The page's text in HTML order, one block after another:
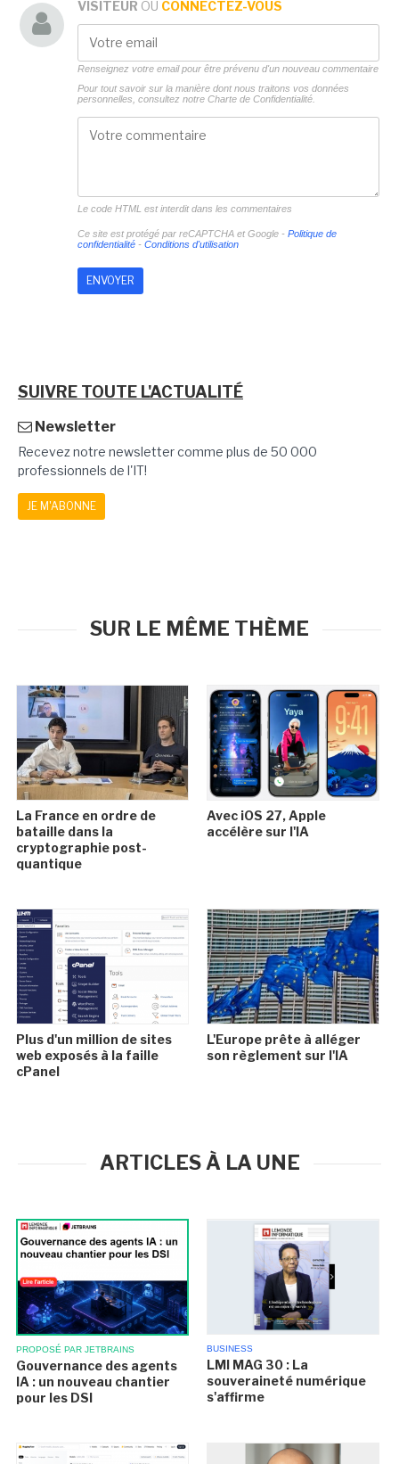
VISITEUR OU CONNECTEZ-VOUS
Renseignez votre email pour être prévenu d'un nouveau commentaire
Pour tout savoir sur la manière dont nous traitons vos données
personnelles, consultez notre Charte de Confidentialité.
Le code HTML est interdit dans les commentaires
Ce site est protégé par reCAPTCHA et Google - Politique de
confidentialité- Conditions d'utilisation
SUIVRE TOUTE L'ACTUALITÉ
Newsletter
Recevez notre newsletter comme plus de 50 000
professionnels de l'IT!
JE M'ABONNE
SUR LE MÊME THÈME
La France en ordre de
bataille dans la
cryptographie post-
quantique
Avec iOS 27, Apple
accélère sur l'IA
Plus d'un million de sites
web exposés à la faille
cPanel
L'Europe prête à alléger
son règlement sur l'IA
ARTICLES À LA UNE
PROPOSÉ PAR JETBRAINS
Gouvernance des agents
IA : un nouveau chantier
pour les DSI
BUSINESS
LMI MAG 30 : La
souveraineté numérique
s'affirme